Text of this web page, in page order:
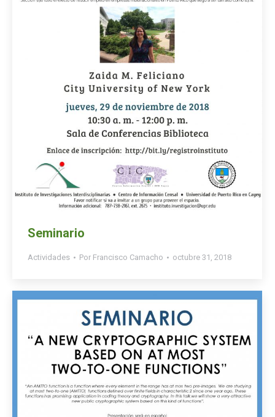
Seminario
Actividades Por Francisco Camacho octubre 31, 2018